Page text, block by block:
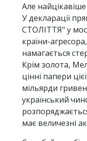
Але найцікавіше
У декларації
СТОЛІТТЯ" у
країни-
намагається
Крім золота,
цінні папери
мільярди
український
має величезні